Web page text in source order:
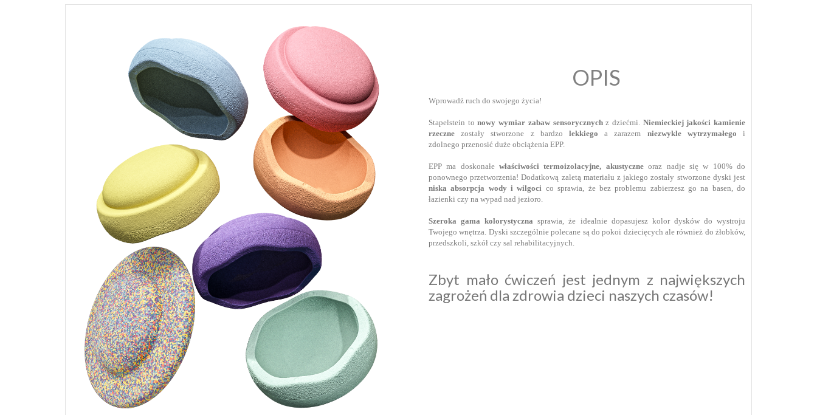
OPIS
Wprowadź ruch do swojego życia!
Stapelstein tonowy wymiar zabaw sensorycznychz dziećmi. Niemieckiej jakości kamienie
rzeczne zostały stworzone z bardzo lekkiego a zarazem niezwykle wytrzymałego i
zdolnego przenosić duże obciążenia EPP.
EPP ma doskonałewłaściwości termoizolacyjne, akustyczneoraz nadje się w 100% do
ponownego przetworzenia! Dodatkową zaletą materiału z jakiego zostały stworzone dyski jest
niska absorpcja wody i wilgoci co sprawia, że bez problemu zabierzesz go na basen, do
łazienki czy na wypad nad jezioro.
Szeroka gama kolorystyczna sprawia, że idealnie dopasujesz kolor dysków do wystroju
Twojego wnętrza. Dyski szczególnie polecane są do pokoi dziecięcych ale również do żłobków,
przedszkoli, szkół czy sal rehabilitacyjnych.
Zbyt mało ćwiczeń jest jednym z największych
zagrożeń dla zdrowia dzieci naszych czasów!